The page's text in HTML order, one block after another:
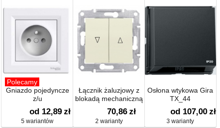
Polecamy
Gniazdo pojedyncze
z/u
od 12,89 zł
5 wariantów
Łącznik żaluzjowy z
blokadą mechaniczną
70,86 zł
2 warianty
Osłona wtykowa Gira
TX_44
od 107,00 zł
3 warianty